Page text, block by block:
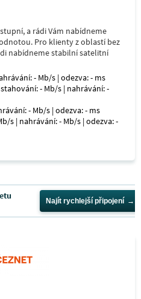
a rádi Vám nabídneme
Pro klienty z oblastí bez
nabídneme stabilní satelitní
- Mb/s | odezva: - ms
stahování: - Mb/s | nahrávání: -
- Mb/s | odezva: - ms
s | nahrávání: - Mb/s | odezva: -
Najít rychlejší připojení